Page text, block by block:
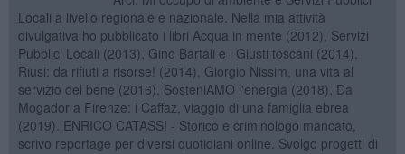
Locali a livello regionale e nazionale. Nella mia attività
divulgativa ho pubblicato i libri Acqua in mente (2012), Servizi
Pubblici Locali (2013), Gino Bartali e i Giusti toscani (2014),
Riusi: da rifiuti a risorse! (2014), Giorgio Nissim, una vita al
servizio del bene (2016), SosteniAMO l'energia (2018), Da
Mogador a Firenze: i Caffaz, viaggio di una famiglia ebrea
(2019). ENRICO CATASSI - Storico e criminologo mancato,
scrivo reportage per diversi quotidiani online. Svolgo progetti di